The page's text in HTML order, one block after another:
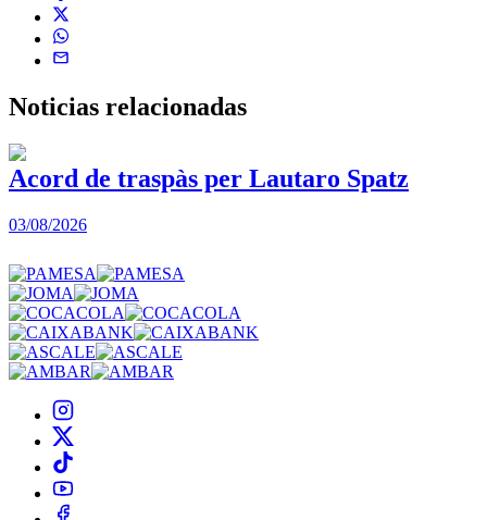
Noticias relacionadas
Acord de traspàs per Lautaro Spatz
03/08/2026